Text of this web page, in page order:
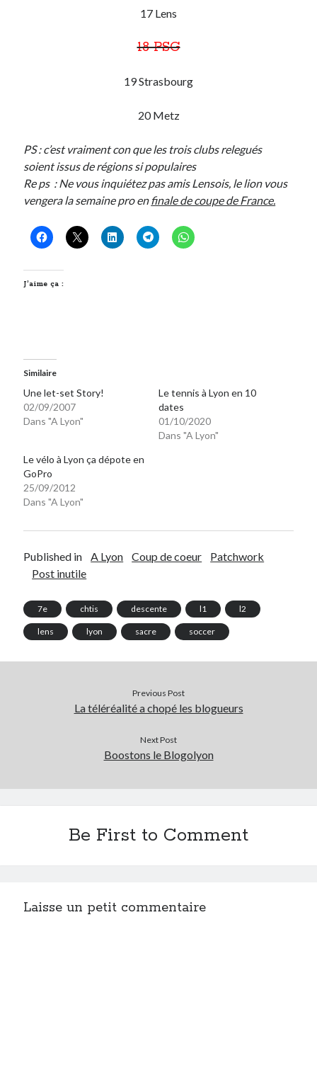
Post inutile
Proust
Sons
Sorties cuculturelles
Vidéos
17 Lens
18 PSG
19 Strasbourg
20 Metz
PS : c’est vraiment con que les trois clubs relegués
soient issus de régions si populaires
Re ps : Ne vous inquiétez pas amis Lensois, le lion vous
vengera la semaine pro enfinale de coupe de France.
J’aime ça :
Similaire
Une let-set Story!
02/09/2007
Dans "A Lyon"
Le tennis à Lyon en 10
dates
01/10/2020
Dans "A Lyon"
Le vélo à Lyon ça dépote en
GoPro
25/09/2012
Dans "A Lyon"
Published in A Lyon Coup de coeur
Patchwork
Post inutile
7e chtis descente l1 l2
lens lyon sacre soccer
Previous Post
La téléréalité a chopé les blogueurs
Next Post
Boostons le Blogolyon
Be First to Comment
Laisse un petit commentaire